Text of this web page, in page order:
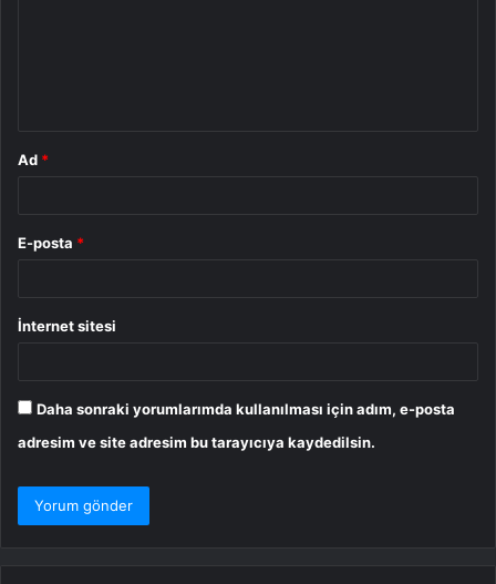
Ad *
E-posta *
İnternet sitesi
Daha sonraki yorumlarımda kullanılması için adım, e-posta
adresim ve site adresim bu tarayıcıya kaydedilsin.